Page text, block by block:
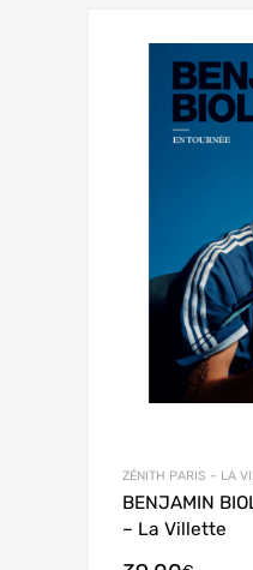
ZÉNITH PARIS – LA
BENJAMIN
– La Villette